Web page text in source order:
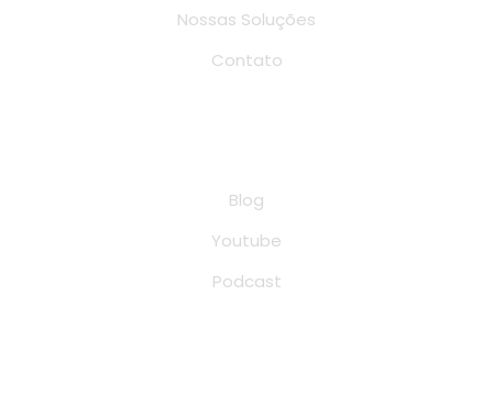
Nossas Soluções
Contato
Blog
Youtube
Podcast